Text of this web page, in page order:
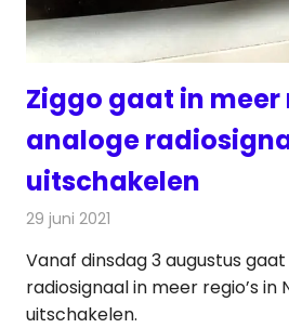
Ziggo gaat in meer
analoge
uitschakelen
29 juni 2021
Vanaf dinsdag 3 augustus
radiosignaal in meer regio’s in
uitschakelen.